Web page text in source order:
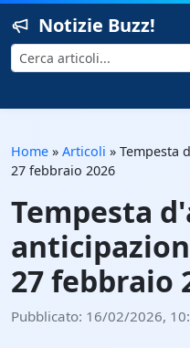
Notizie Buzz!
Cerca
Home » Articoli » Tempesta
27 febbraio 2026
Tempesta
27 febbraio
Pubblicato: 16/02/2026,